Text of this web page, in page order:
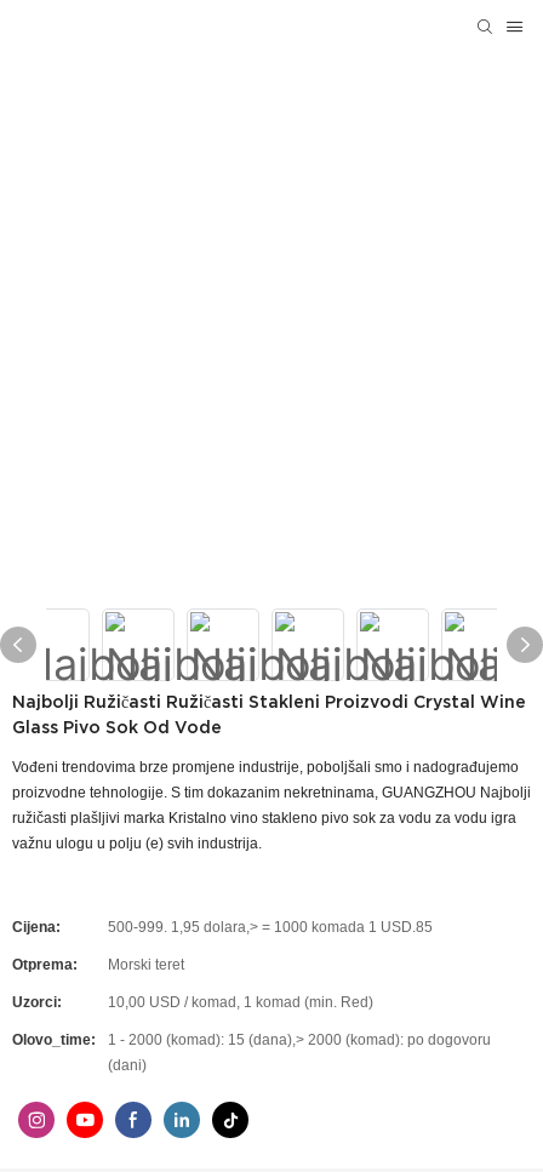
Najbolji Ružičasti Ružičasti Stakleni Proizvodi Crystal Wine
Glass Pivo Sok Od Vode
Vođeni trendovima brze promjene industrije, poboljšali smo i nadograđujemo
proizvodne tehnologije. S tim dokazanim nekretninama, GUANGZHOU Najbolji
ružičasti plašljivi marka Kristalno vino stakleno pivo sok za vodu za vodu igra
važnu ulogu u polju (e) svih industrija.
Cijena: 500-999. 1,95 dolara,> = 1000 komada 1 USD.85
Otprema: Morski teret
Uzorci: 10,00 USD / komad, 1 komad (min. Red)
Olovo_time:
1 - 2000 (komad): 15 (dana),> 2000 (komad): po dogovoru
(dani)